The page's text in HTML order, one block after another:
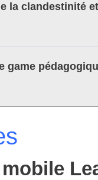
la clandestinité
game